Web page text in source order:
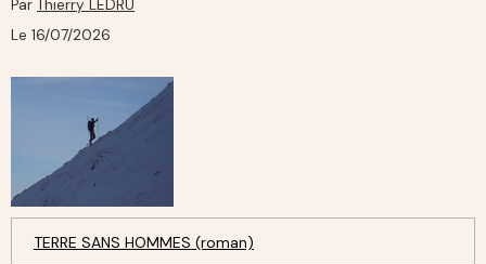
Par
Thierry LEDRU
Le 16/07/2026
TERRE SANS HOMMES (roman)